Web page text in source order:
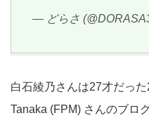
— どらさ
白石綾乃さんは27才だっ
Tanaka (FPM) さんのブロ